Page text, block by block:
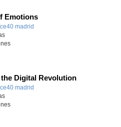
Emotions
madrid
Digital Revolution
madrid